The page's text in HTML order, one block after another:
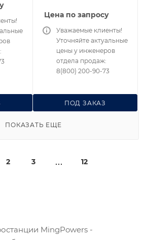
Цена по запросу
ПОД ЗАКАЗ
Уважаемые клиенты!
Уточняйте актуальные
цены у инженеров
отдела продаж:
8(800) 200-90-73
ПОКАЗАТЬ ЕЩЕ
2 3 12
MingPowers -